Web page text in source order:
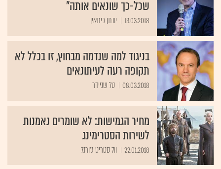
שכל-כך שונאים אותה"
13.03.2018 יונתן כיתאין
בניגוד למה שנדמה מבחוץ, זו בכלל לא
תקופה רעה לעיתונאים
08.03.2018 טל שניידר
מחיר הגמישות: לא שומרים נאמנות
לשירות הסטרימינג
22.01.2018 וול סטריט ג'ורנל